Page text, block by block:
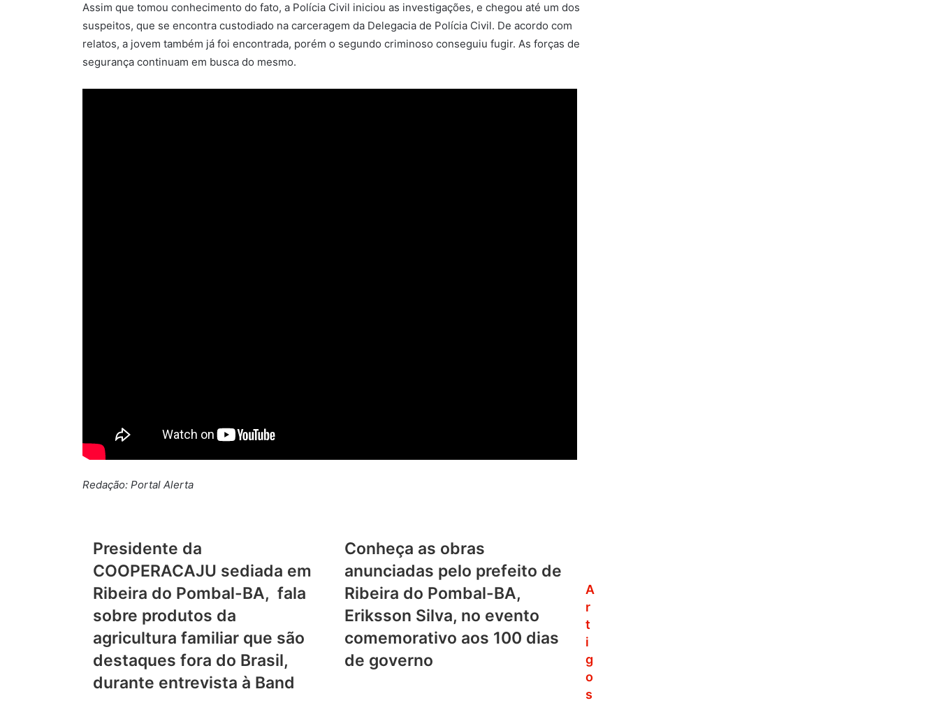
Assim que tomou conhecimento do fato, a Polícia Civil iniciou as investigações, e chegou até um dos
suspeitos, que se encontra custodiado na carceragem da Delegacia de Polícia Civil. De acordo com
relatos, a jovem também já foi encontrada, porém o segundo criminoso conseguiu fugir. As forças de
segurança continuam em busca do mesmo.
Redação: Portal Alerta
Presidente da
COOPERACAJU sediada em
Ribeira do Pombal-BA, fala
sobre produtos da
agricultura familiar que são
destaques fora do Brasil,
durante entrevista à Band
Conheça as obras
anunciadas pelo prefeito de
Ribeira do Pombal-BA,
Eriksson Silva, no evento
comemorativo aos 100 dias
de governo
A
r
t
i
g
o
s